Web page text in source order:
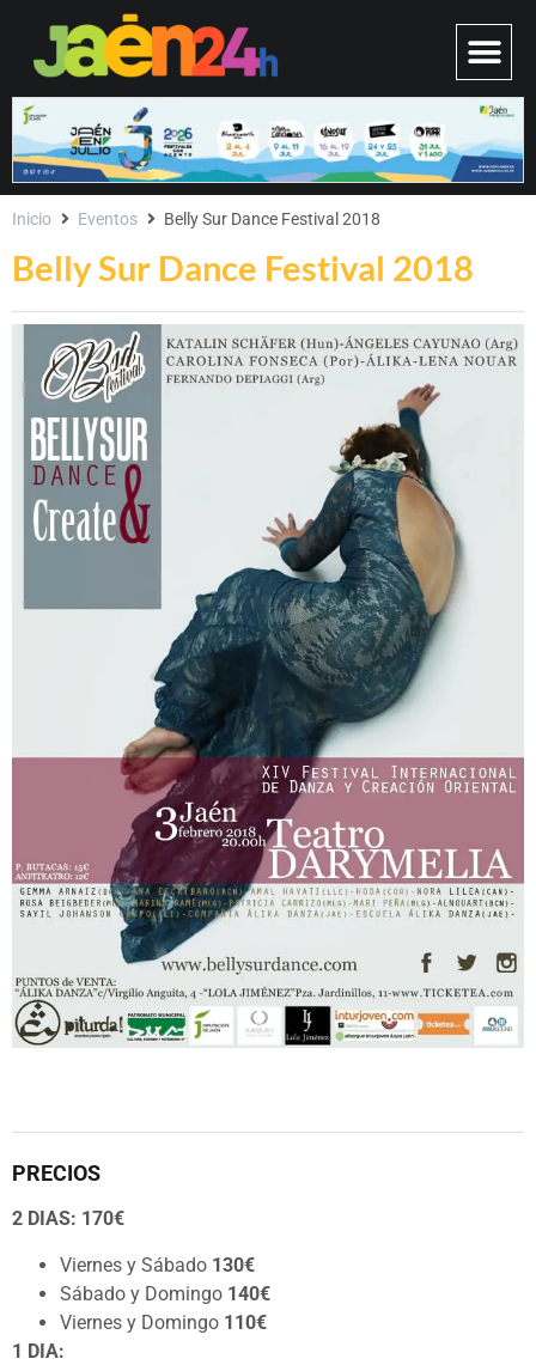
Belly Sur Dance Festival 2018
Inicio Eventos Belly Sur Dance Festival 2018
PRECIOS
2 DIAS: 170€
Viernes y Sábado 130€
Sábado y Domingo 140€
Viernes y Domingo 110€
1 DIA: